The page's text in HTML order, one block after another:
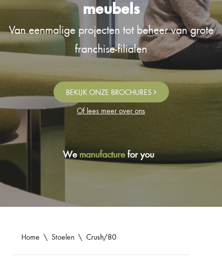
meubels
Van eenmalige projecten tot beheer van grote
franchise-filialen
BEKIJK ONZE BROCHURES
Of lees meer over ons
Wemanufacturefor you
Home \ Stoelen \ Crush/80